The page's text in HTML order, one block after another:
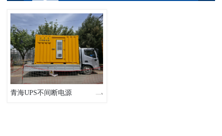
青海UPS不间断电源